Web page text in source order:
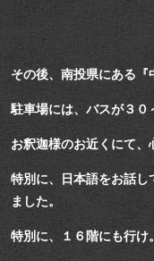
その後、南投県にある『
駐車場には、バスが３０
お釈迦様のお近くにて、
特別に、日本語をお話
ました。
特別に、１６階にも行